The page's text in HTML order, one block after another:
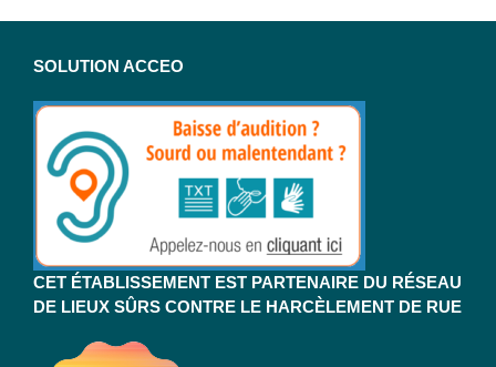
SOLUTION ACCEO
CET ÉTABLISSEMENT EST PARTENAIRE DU RÉSEAU
DE LIEUX SÛRS CONTRE LE HARCÈLEMENT DE RUE